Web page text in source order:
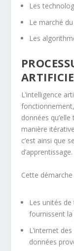
Les
Le marché
Les
L’intelligence
données
manière
c’est ainsi que
d’apprentissage.
Cette
Les unités
fournissent la
L’internet
données